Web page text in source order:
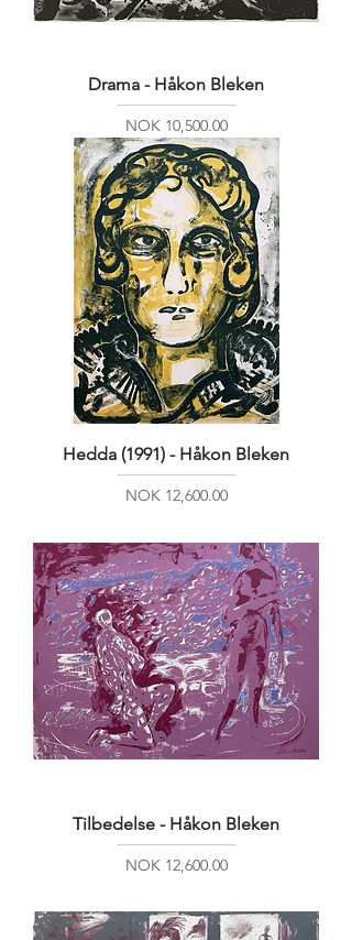
Drama - Håkon Bleken
Price
NOK 10,500.00
Hedda (1991) - Håkon Bleken
Price
NOK 12,600.00
Tilbedelse - Håkon Bleken
Price
NOK 12,600.00